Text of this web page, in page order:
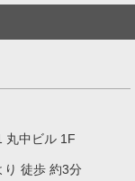
丸中ビル 1F
り 徒歩 約3分